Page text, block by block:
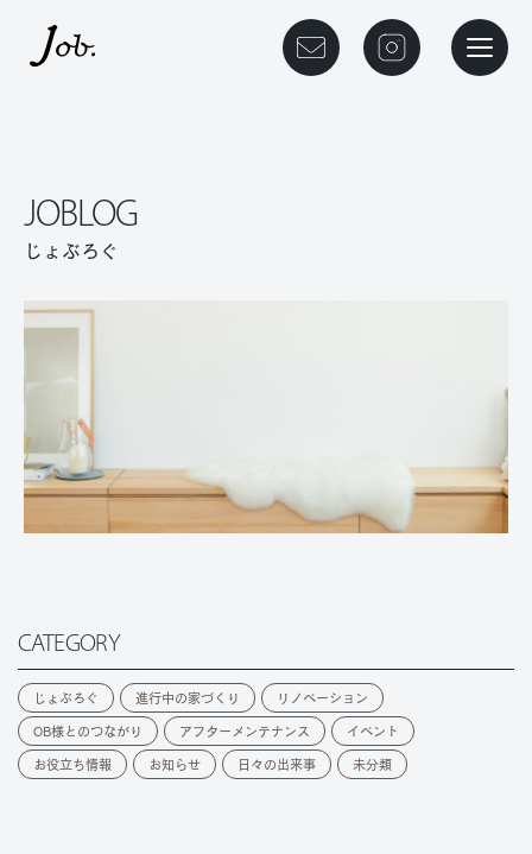
メニュ
JOBLOG
じょぶろぐ
CATEGORY
じょぶろぐ 進行中の家づくり リノベーション
OB様とのつながり アフターメンテナンス イベント
お役立ち情報 お知らせ 日々の出来事 未分類